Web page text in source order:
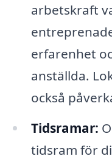
arbetskraft
erfarenhet
anställda.
också
Tidsramar:
tidsram för